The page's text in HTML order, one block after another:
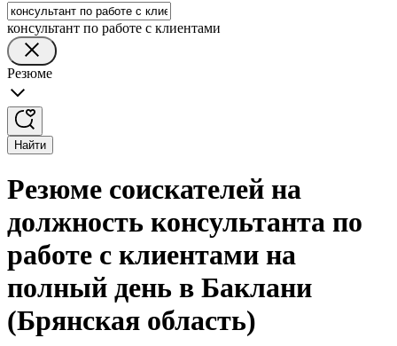
консультант по работе с клиентами
Резюме
Найти
Резюме соискателей на
должность консультанта по
работе с клиентами на
полный день в Баклани
(Брянская область)